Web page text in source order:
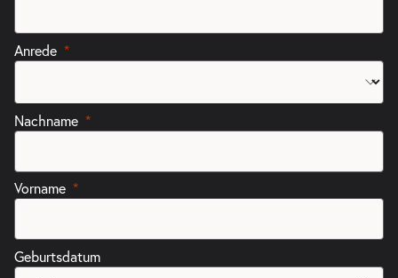
Anrede
Nachname
Vorname
Geburtsdatum